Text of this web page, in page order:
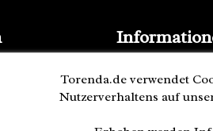
Presse
Partner
Torenda.de verwendet
Nutzerverhaltens auf